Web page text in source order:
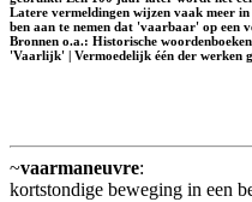
Latere vermeldingen wijzen vaak meer
ben aan te nemen dat 'vaarbaar' op een
Bronnen o.a.: Historische
'Vaarlijk' | Vermoedelijk één der werken
~vaarmaneuvre:
kortstondige beweging in een